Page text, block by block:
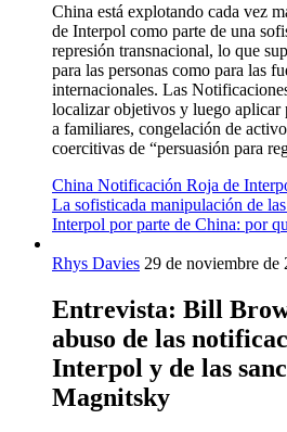
China está explotando cada vez
de Interpol como parte de una
represión transnacional, lo que
para las personas como para las
internacionales. Las
localizar objetivos y luego aplicar
a familiares, congelación de
coercitivas de “persuasión para
China Notificación Roja de
La sofisticada manipulación de
Interpol por parte de China: por
Rhys Davies 29 de noviembre de
Entrevista: Bill
abuso de las
Interpol y de las
Magnitsky